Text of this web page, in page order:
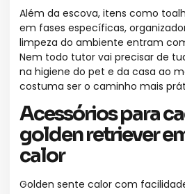
Além da escova, itens como
em fases específicas,
limpeza do ambiente entram
Nem todo tutor vai precisar de
na higiene do pet e da casa ao
costuma ser o caminho mais
Acessórios para
golden retriever
calor
Golden sente calor com